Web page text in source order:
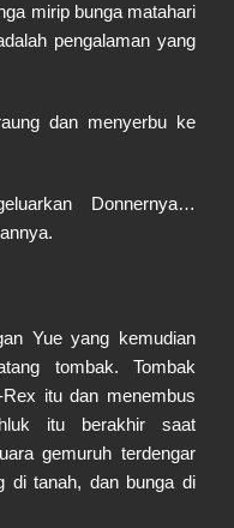
mirip bunga matahari
pengalaman yang
dan menyerbu ke
Donnernya…
Yue yang kemudian
tombak. Tombak
itu dan menembus
itu berakhir saat
gemuruh terdengar
di tanah, dan bunga di